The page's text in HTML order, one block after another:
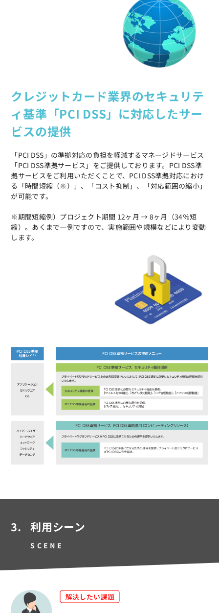
クレジットカード業界のセキュリテ
ィ基準「PCI DSS」に対応したサー
ビスの提供
「PCI DSS」の準拠対応の負担を軽減するマネージドサービス
「PCI DSS準拠サービス」をご提供しております。PCI DSS準
拠サービスをご利用いただくことで、PCI DSS準拠対応におけ
る「時間短縮（※）」、「コスト抑制」、「対応範囲の縮小」
が可能です。
※期間短縮例）プロジェクト期間 12ヶ月 → 8ヶ月（34％短
縮）。あくまで一例ですので、実施範囲や規模などにより変動
します。
3. 利用シーン
SCENE